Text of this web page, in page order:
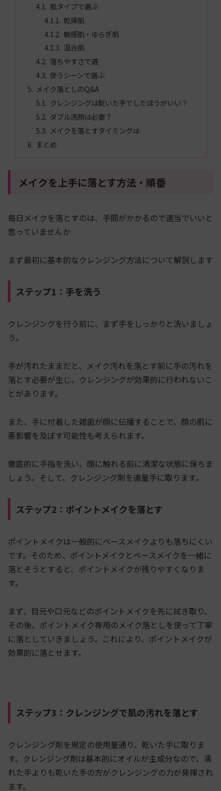
肌タイプで選ぶ
乾燥肌
敏感肌・ゆらぎ肌
混合肌
落ちやすさで選
使うシーンで選ぶ
メイク落としのQ&A
クレンジングは乾いた手でしたほうがいい？
ダブル洗顔は必要？
メイクを落とすタイミングは
まとめ
メイクを上手に落とす方法・順番
毎日メイクを落とすのは、手間がかかるので適当でいいと
思っていませんか
まず最初に基本的なクレンジング方法について解説します
ステップ1：手を洗う
クレンジングを行う前に、まず手をしっかりと洗いましょ
う。
手が汚れたままだと、メイク汚れを落とす前に手の汚れを
落とす必要が生じ、クレンジングが効果的に行われないこ
とがあります。
また、手に付着した雑菌が顔に伝播することで、顔の肌に
悪影響を及ぼす可能性も考えられます。
徹底的に手指を洗い、顔に触れる前に清潔な状態に保ちま
しょう。そして、クレンジング剤を適量手に取ります。
ステップ2：ポイントメイクを落とす
ポイントメイクは一般的にベースメイクよりも落ちにくい
です。そのため、ポイントメイクとベースメイクを一緒に
落とそうとすると、ポイントメイクが残りやすくなりま
す。
まず、目元や口元などのポイントメイクを先に拭き取り、
その後、ポイントメイク専用のメイク落としを使って丁寧
に落としていきましょう。これにより、ポイントメイクが
効果的に落とせます。
ステップ3：クレンジングで肌の汚れを落とす
クレンジング剤を規定の使用量通り、乾いた手に取りま
す。クレンジング剤は基本的にオイルが主成分なので、濡
れた手よりも乾いた手の方がクレンジングの力が発揮され
ます。